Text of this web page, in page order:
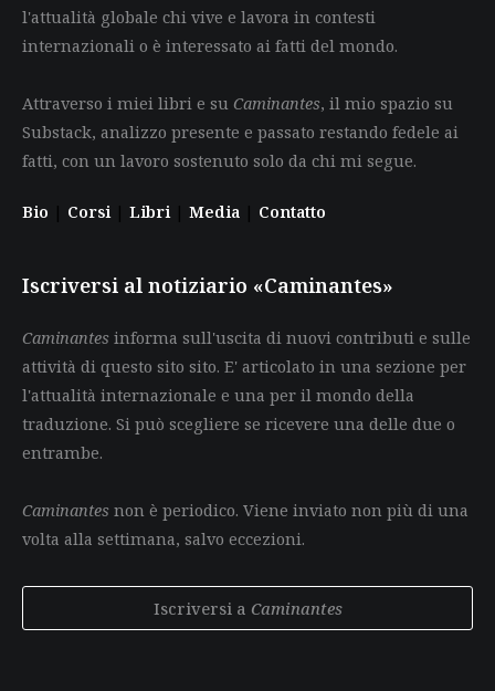
l'attualità globale chi vive e lavora in contesti
internazionali o è interessato ai fatti del mondo.
Attraverso i miei libri e su Caminantes, il mio spazio su
Substack, analizzo presente e passato restando fedele ai
fatti, con un lavoro sostenuto solo da chi mi segue.
Bio | Corsi | Libri | Media | Contatto
Iscriversi al notiziario «Caminantes»
Caminantes informa sull'uscita di nuovi contributi e sulle
attività di questo sito sito. E' articolato in una sezione per
l'attualità internazionale e una per il mondo della
traduzione. Si può scegliere se ricevere una delle due o
entrambe.
Caminantes non è periodico. Viene inviato non più di una
volta alla settimana, salvo eccezioni.
Iscriversi a Caminantes